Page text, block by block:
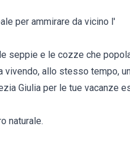
per ammirare da vicino l'
seppie e le cozze che
vivendo, allo stesso tempo,
Giulia per le tue vacanze
naturale.